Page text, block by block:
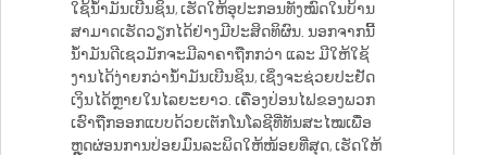
ໃຊ້ນ້ຳມັນເບີນຊິນ, ເຮັດໃຫ້ອຸປະກອນທັງໝົດໃນບ້ານ
ສາມາດເຮັດວຽກໄດ້ຢ່າງມີປະສິດທິຜົນ. ນອກຈາກນີ້
ນ້ຳມັນດີເຊວມັກຈະມີລາຄາຖືກກວ່າ ແລະ ມີໃຫ້ໃຊ້
ງານໄດ້ງ່າຍກວ່ານ້ຳມັນເບີນຊິນ, ເຊິ່ງຈະຊ່ວຍປະຢັດ
ເງິນໄດ້ຫຼາຍໃນໄລຍະຍາວ. ເຄື່ອງປ່ອນໄຟຂອງພວກ
ເຮົາຖືກອອກແບບດ້ວຍເຕັກໂນໂລຊີທີ່ທັນສະໄໝເພື່ອ
ຫຼຸດຜ່ອນການປ່ອຍມົນລະພິດໃຫ້ໜ້ອຍທີ່ສຸດ, ເຮັດໃຫ້